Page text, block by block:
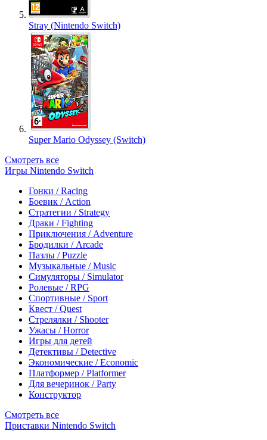
Stray (Nintendo Switch)
Super Mario Odyssey (Switch)
Смотреть все
Игры Nintendo Switch
Гонки / Racing
Боевик / Action
Стратегии / Strategy
Драки / Fighting
Приключения / Adventure
Бродилки / Arcade
Пазлы / Puzzle
Музыкальные / Music
Симуляторы / Simulator
Ролевые / RPG
Спортивные / Sport
Квест / Quest
Стрелялки / Shooter
Ужасы / Horror
Игры для детей
Детективы / Detective
Экономические / Economic
Платформер / Platformer
Для вечеринок / Party
Конструктор
Смотреть все
Приставки Nintendo Switch